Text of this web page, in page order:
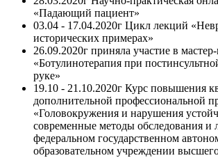
«Падающий пациент»
03.04 - 17.04.2020г Цикл лекций
исторических примерах»
26.09.2020г приняла участие в
«Ботулинотерапия при
руке»
19.10 - 21.10.2020г Курс повышения
дополнительной профессиональной
«Головокружения и нарушения
современные методы обследования и
федеральном государственном
образовательном учреждении